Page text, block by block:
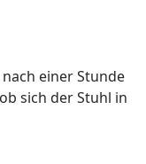
einer Stunde
sich der Stuhl in